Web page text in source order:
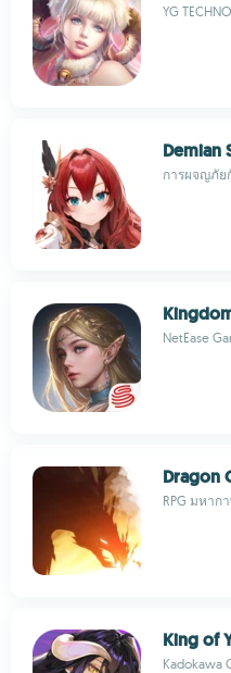
YG
Demian
การผจญภัย
NetEase
Dragon
RPG มหาก
King of
Kadokawa